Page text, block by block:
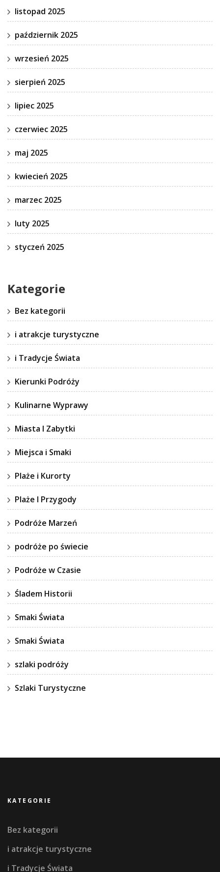
listopad 2025
październik 2025
wrzesień 2025
sierpień 2025
lipiec 2025
czerwiec 2025
maj 2025
kwiecień 2025
marzec 2025
luty 2025
styczeń 2025
Kategorie
Bez kategorii
i atrakcje turystyczne
i Tradycje Świata
Kierunki Podróży
Kulinarne Wyprawy
Miasta I Zabytki
Miejsca i Smaki
Plaże i Kurorty
Plaże I Przygody
Podróże Marzeń
podróże po świecie
Podróże w Czasie
Śladem Historii
Smaki Świata
Smaki Świata
szlaki podróży
Szlaki Turystyczne
KATEGORIE
Bez kategorii
i atrakcje turystyczne
i Tradycje Świata